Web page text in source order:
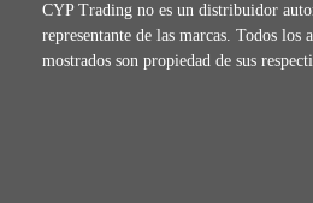
CYP Trading no es un distribuidor
representante de las marcas. Todos los
mostrados son propiedad de sus